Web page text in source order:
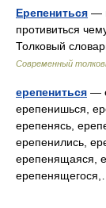
Ерепениться —
противиться
Толковый
Современный
ерепениться —
ерепенишься,
ерепенясь,
ерепенились,
ерепенящаяся,